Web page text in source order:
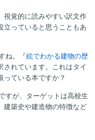
覚的に読みやすい訳文作
立っていると思うこともあ
ね。『絵でわかる建物の歴
されています。これはタイ
っている本ですか？
すが、ターゲットは高校生
建築史や建造物の特徴など